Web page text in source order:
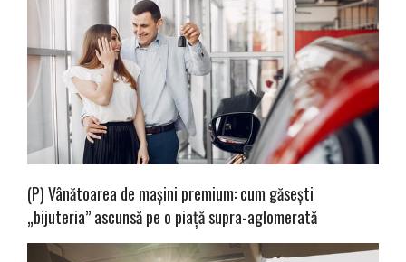
(P) Vânătoarea de mașini premium: cum găsești
„bijuteria” ascunsă pe o piață supra-aglomerată